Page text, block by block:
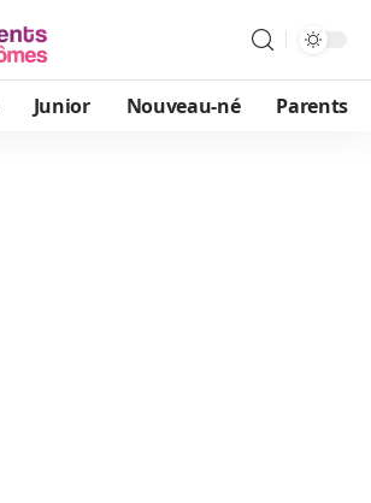
Junior Nouveau-né Parents